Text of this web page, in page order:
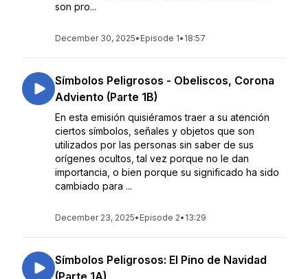
son pro...
December 30, 2025• Episode 1• 18:57
Símbolos Peligrosos - Obeliscos, Corona
Adviento (Parte 1B)
En esta emisión quisiéramos traer a su atención
ciertos símbolos, señales y objetos que son
utilizados por las personas sin saber de sus
orígenes ocultos, tal vez porque no le dan
importancia, o bien porque su significado ha sido
cambiado para ...
December 23, 2025• Episode 2• 13:29
Símbolos Peligrosos: El Pino de Navidad
(Parte 1A)